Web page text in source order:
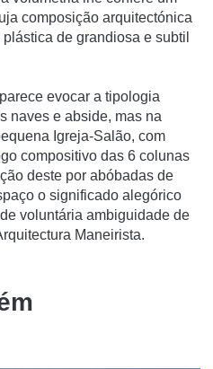
composição arquitectónica
de grandiosa e subtil
evocar a tipologia
naves e abside, mas na
Igreja-Salão, com
compositivo das 6 colunas
deste por abóbadas de
o significado alegórico
voluntária ambiguidade de
Maneirista.